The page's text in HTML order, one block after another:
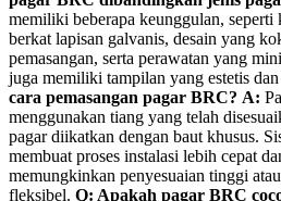
memiliki beberapa keunggulan, seperti
berkat lapisan galvanis, desain yang
pemasangan, serta perawatan yang
juga memiliki tampilan yang estetis
cara pemasangan pagar BRC? A:
menggunakan tiang yang telah
pagar diikatkan dengan baut khusus.
membuat proses instalasi lebih cepat
memungkinkan penyesuaian tinggi
fleksibel. Q: Apakah pagar BRC